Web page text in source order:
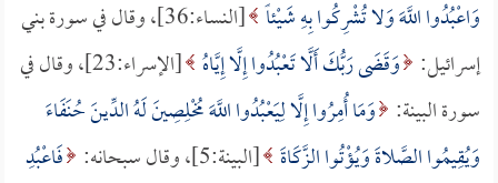
وَاعْبُدُوا اللَّهَ وَلا تُشْرِكُوا بِهِ شَيْئاً
[النساء:36]، وقال في سورة بني
إسرائيل: وَقَضَى رَبُّكَ أَلَّا تَعْبُدُوا إِلَّا إِيَّاهُ
[الإسراء:23]، وقال في
سورة البينة: وَمَا أُمِرُوا إِلَّا لِيَعْبُدُوا اللَّهَ مُخْلِصِينَ لَهُ الدِّينَ حُنَفَاءَ
وَيُقِيمُوا الصَّلاةَ وَيُؤْتُوا الزَّكَاةَ [البينة:5]، وقال سبحانه:
فَاعْبُدِ